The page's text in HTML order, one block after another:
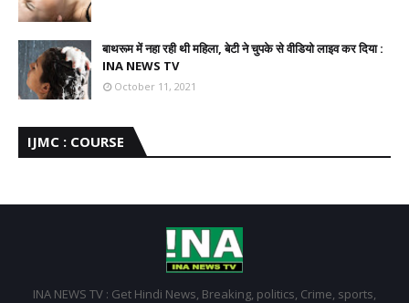
बाथरूम में नहा रही थी महिला, बेटी ने चुपके से वीडियो लाइव कर दिया :
INA NEWS TV
October 11, 2021
IJMC : COURSE
INA NEWS TV : Get Hindi News, Breaking, politics, Crime, sports,